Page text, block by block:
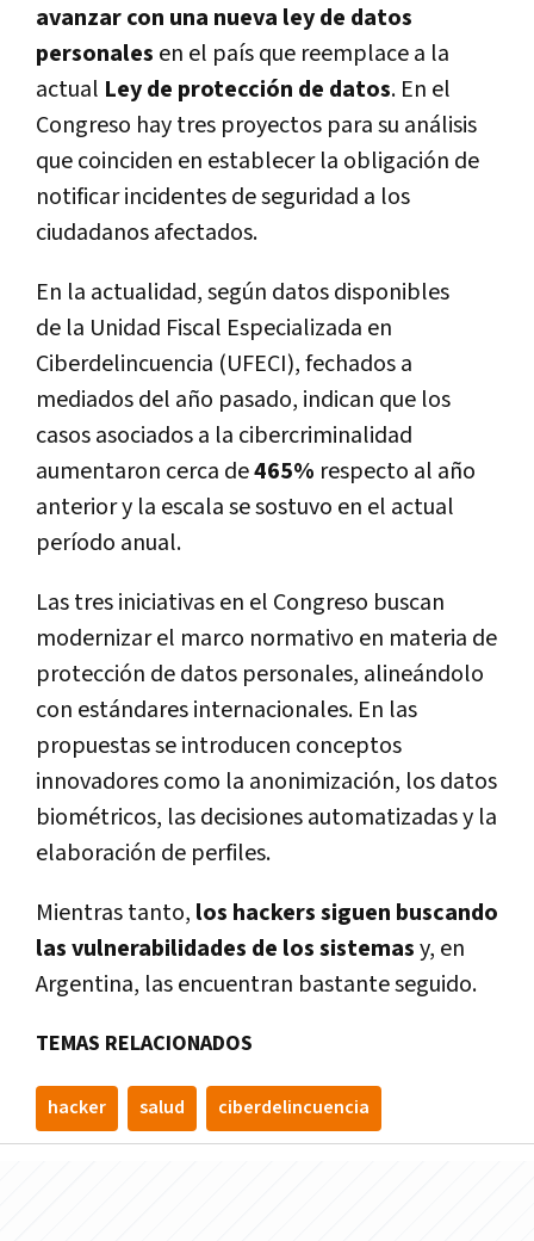
avanzar con una nueva ley de datos
personales en el país que reemplace a la
actual Ley de protección de datos. En el
Congreso hay tres proyectos para su análisis
que coinciden en establecer la obligación de
notificar incidentes de seguridad a los
ciudadanos afectados.
En la actualidad, según datos disponibles
de la Unidad Fiscal Especializada en
Ciberdelincuencia (UFECI), fechados a
mediados del año pasado, indican que los
casos asociados a la cibercriminalidad
aumentaron cerca de465% respecto al año
anterior y la escala se sostuvo en el actual
período anual.
Las tres iniciativas en el Congreso buscan
modernizar el marco normativo en materia de
protección de datos personales, alineándolo
con estándares internacionales. En las
propuestas se introducen conceptos
innovadores como la anonimización, los datos
biométricos, las decisiones automatizadas y la
elaboración de perfiles.
Mientras tanto, los hackers siguen buscando
las vulnerabilidades de los sistemasy, en
Argentina, las encuentran bastante seguido.
TEMAS RELACIONADOS
hacker salud ciberdelincuencia